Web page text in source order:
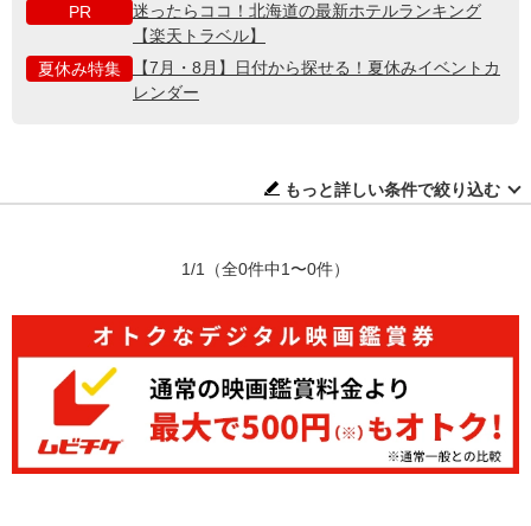
PR
迷ったらココ！北海道の最新ホテルランキング
【楽天トラベル】
夏休み特集
【7月・8月】日付から探せる！夏休みイベントカ
レンダー
もっと詳しい条件で絞り込む
1/1 （全0件中1〜0件）